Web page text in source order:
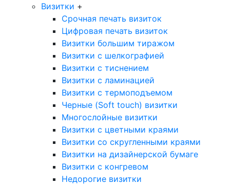
Визитки +
Срочная печать визиток
Цифровая печать визиток
Визитки большим тиражом
Визитки с шелкографией
Визитки с тиснением
Визитки с ламинацией
Визитки с термоподъемом
Черные (Soft touch) визитки
Многослойные визитки
Визитки с цветными краями
Визитки со скругленными краями
Визитки на дизайнерской бумаге
Визитки с конгревом
Недорогие визитки